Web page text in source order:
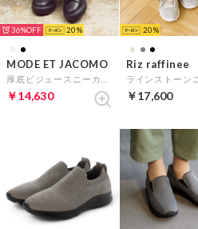
36% 20
MODE ET JACOMO
￥14,630
20
Riz raffinee
￥17,600